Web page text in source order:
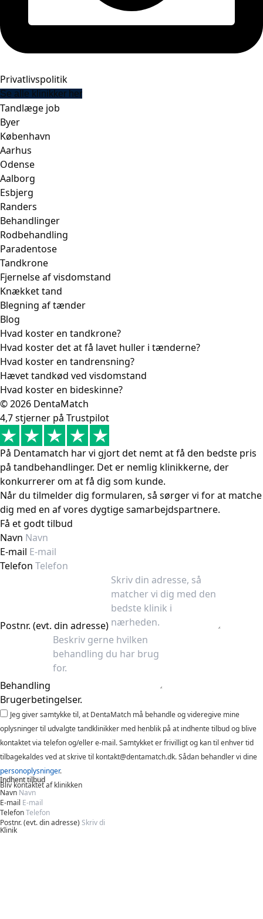
Privatlivspolitik
Se alle klinikker her
Tandlæge job
Byer
København
Aarhus
Odense
Aalborg
Esbjerg
Randers
Behandlinger
Rodbehandling
Paradentose
Tandkrone
Fjernelse af visdomstand
Knækket tand
Blegning af tænder
Blog
Hvad koster en tandkrone?
Hvad koster det at få lavet huller i tænderne?
Hvad koster en tandrensning?
Hævet tandkød ved visdomstand
Hvad koster en bideskinne?
© 2026 DentaMatch
4,7 stjerner på Trustpilot
På Dentamatch har vi gjort det nemt at få den bedste pris
på tandbehandlinger. Det er nemlig klinikkerne, der
konkurrerer om at få dig som kunde.
Når du tilmelder dig formularen, så sørger vi for at matche
dig med en af vores dygtige samarbejdspartnere.
Få et godt tilbud
Navn
E-mail
Telefon
Postnr. (evt. din adresse)
Behandling
Brugerbetingelser.
Jeg giver samtykke til, at DentaMatch må behandle og videregive mine
oplysninger til udvalgte tandklinikker med henblik på at indhente tilbud og blive
kontaktet via telefon og/eller e-mail. Samtykket er frivilligt og kan til enhver tid
tilbagekaldes ved at skrive til kontakt@dentamatch.dk. Sådan behandler vi dine
personoplysninger.
Indhent tilbud
Bliv kontaktet af klinikken
Navn
E-mail
Telefon
Postnr. (evt. din adresse)
Klinik